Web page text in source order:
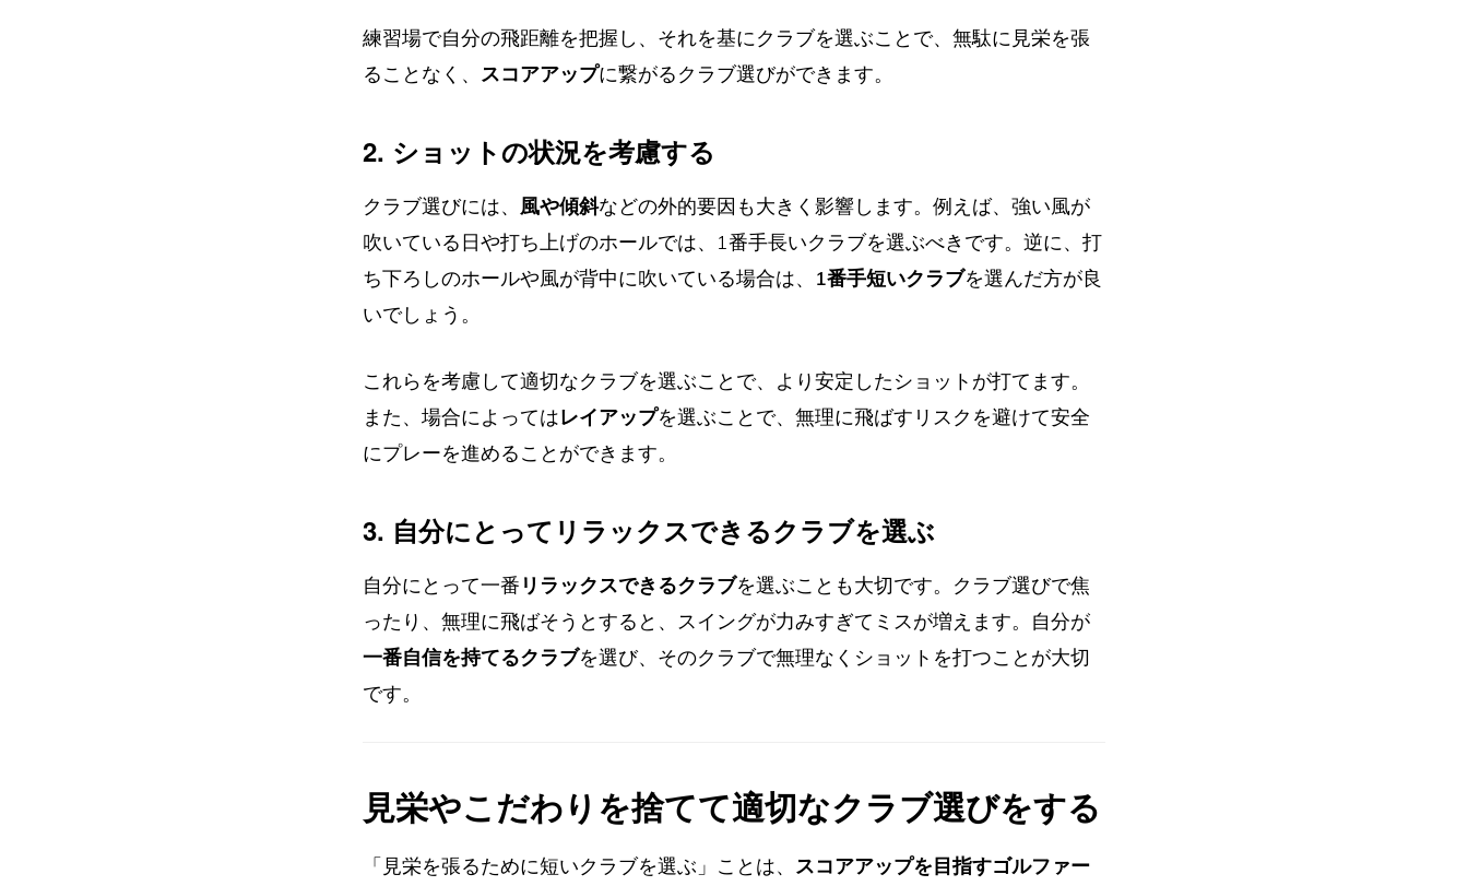
練習場で自分の飛距離を把握し、それを基にクラブを選ぶことで、無駄に見栄を張
ることなく、 スコアアップに繋がるクラブ選びができます。
2. ショットの状況を考慮する
クラブ選びには、 風や傾斜などの外的要因も大きく影響します。例えば、強い風が
吹いている日や打ち上げのホールでは、1番手長いクラブを選ぶべきです。逆に、打
ち下ろしのホールや風が背中に吹いている場合は、 1番手短いクラブを選んだ方が良
いでしょう。
これらを考慮して適切なクラブを選ぶことで、より安定したショットが打てます。
また、場合によってはレイアップを選ぶことで、無理に飛ばすリスクを避けて安全
にプレーを進めることができます。
3. 自分にとってリラックスできるクラブを選ぶ
自分にとって一番 リラックスできるクラブを選ぶことも大切です。クラブ選びで焦
ったり、無理に飛ばそうとすると、スイングが力みすぎてミスが増えます。自分が
一番自信を持てるクラブを選び、そのクラブで無理なくショットを打つことが大切
です。
見栄やこだわりを捨てて適切なクラブ選びをする
「見栄を張るために短いクラブを選ぶ」ことは、 スコアアップを目指すゴルファー